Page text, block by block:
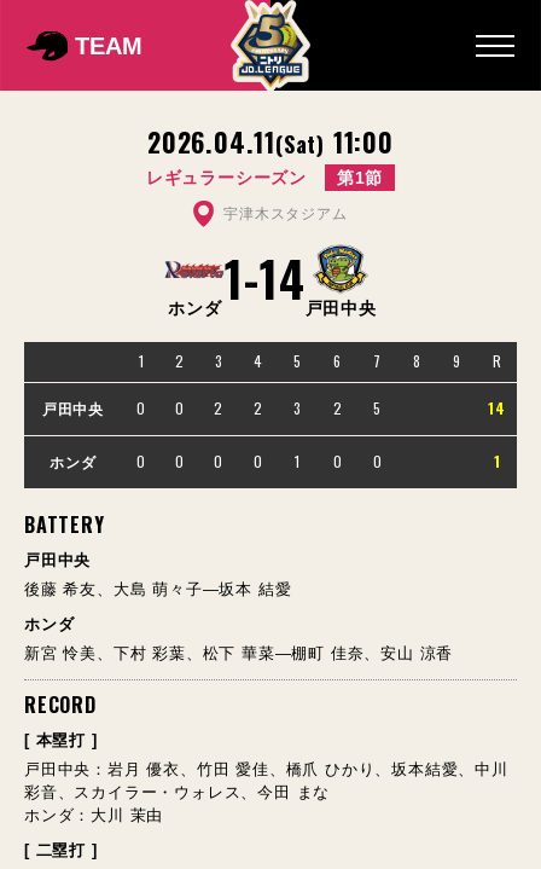
TEAM
2026.04.11(Sat) 11:00
レギュラーシーズン 第1節
宇津木スタジアム
ホンダ1-14 戸田中央
1 2 3 4 5 6 7 8 9 R
戸田中央 0 0 2 2 3 2 5 14
ホンダ 0 0 0 0 1 0 0 1
BATTERY
戸田中央
後藤 希友、大島 萌々子―坂本 結愛
ホンダ
新宮 怜美、下村 彩葉、松下 華菜―棚町 佳奈、安山 涼香
RECORD
[ 本塁打 ]
戸田中央：岩月 優衣、竹田 愛佳、橋爪 ひかり、坂本結愛、中川
彩音、スカイラー・ウォレス、今田 まな
ホンダ：大川 茉由
[ 二塁打 ]